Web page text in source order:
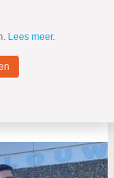
MENU
Lees meer.